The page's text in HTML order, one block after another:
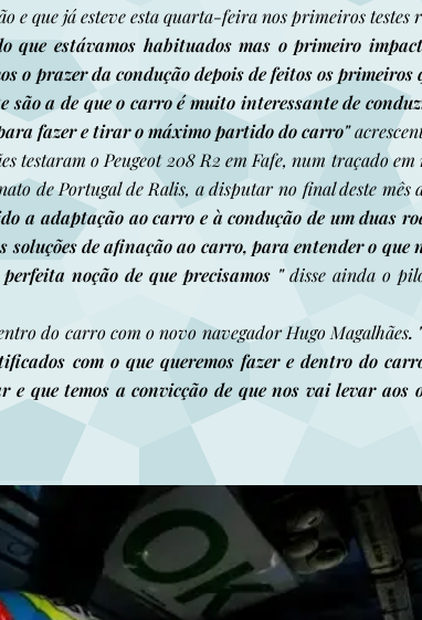
e que já esteve esta quarta-feira nos primeiros testes
que estávamos habituados mas o primeiro
o prazer da condução depois de feitos os primeiros
são a de que o carro é muito interessante de
fazer e tirar o máximo partido do carro"
testaram o Peugeot 208 R2 em Fafe, num traçado
de Portugal de Ralis, a disputar no final deste mês
a adaptação ao carro e à condução de um duas
de afinação ao carro, para entender o que
noção de que precisamos "disse ainda o
do carro com o novo navegador Hugo Magalhães.
com o que queremos fazer e dentro do
e que temos a convicção de que nos vai levar aos